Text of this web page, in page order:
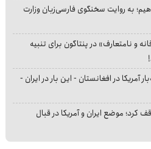
به روایت سخنگوی فارسی‌زبان وزارت
و نامتعارف» در پنتاگون برای تنبیه
آمریکا در افغانستان - این بار در ایران -
کرد؛ موضع ایران و آمریکا در قبال